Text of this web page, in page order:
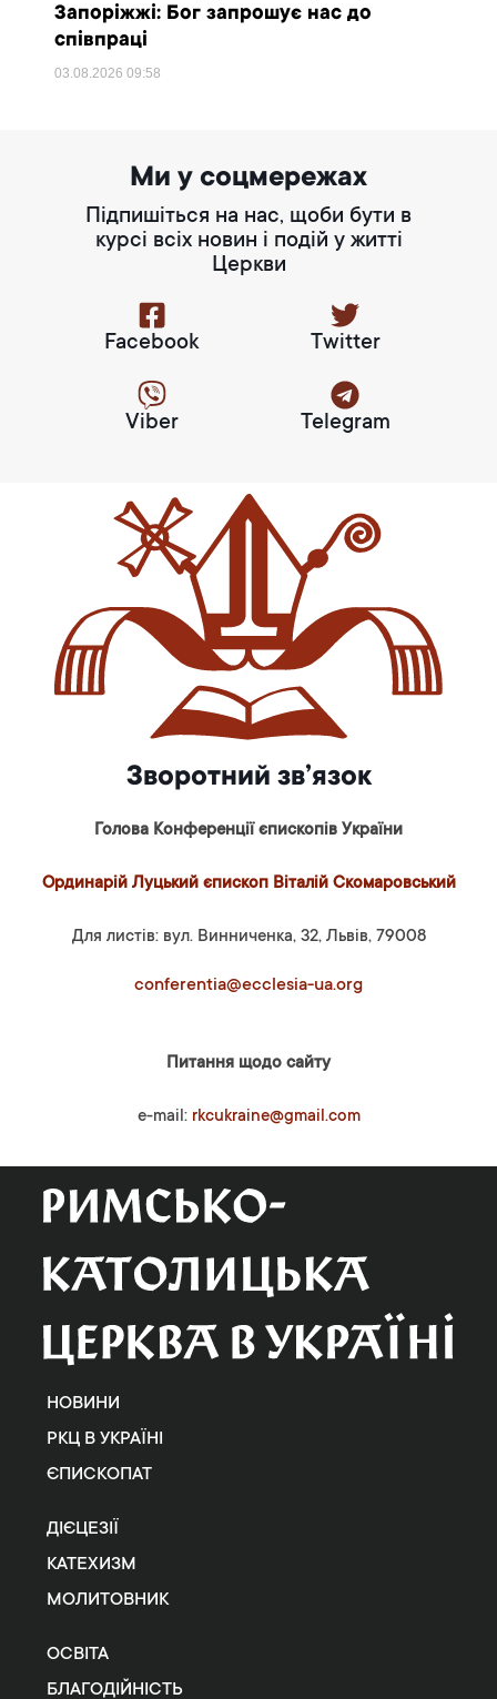
Запоріжжі: Бог запрошує нас до
співпраці
03.08.202609:58
Ми у соцмережах
Підпишіться на нас, щоби бути в
курсі всіх новин і подій у житті
Церкви
Facebook Twitter
Viber Telegram
Зворотний зв’язок
Голова Конференції єпископів України
Ординарій Луцький єпископ Віталій Скомаровський
Для листів: вул. Винниченка, 32, Львів, 79008
conferentia@ecclesia-ua.org
Питання щодо сайту
e-mail: rkcukraine@gmail.com
НОВИНИ
РКЦ В УКРАЇНІ
ЄПИСКОПАТ
ДІЄЦЕЗІЇ
КАТЕХИЗМ
МОЛИТОВНИК
ОСВІТА
БЛАГОДІЙНІСТЬ